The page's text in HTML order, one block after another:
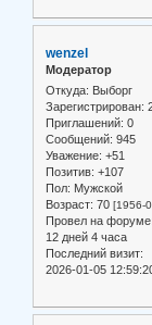
wenzel
Модератор
Откуда: Выборг
Зарегистрирован:
Приглашений: 0
Сообщений: 945
Уважение: +51
Позитив: +107
Пол: Мужской
Возраст: 70 [1956-
Провел на форуме:
12 дней 4 часа
Последний визит:
2026-01-05